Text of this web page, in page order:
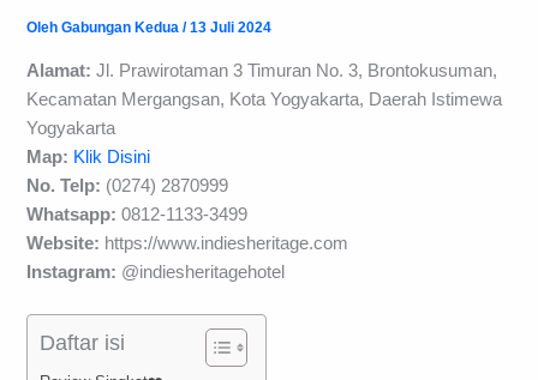
OlehGabungan Kedua/13 Juli 2024
Alamat:Jl. Prawirotaman 3 Timuran No. 3, Brontokusuman,
Kecamatan Mergangsan, Kota Yogyakarta, Daerah Istimewa
Yogyakarta
Map: Klik Disini
No. Telp: (0274) 2870999
Whatsapp:0812-1133-3499
Website: https://www.indiesheritage.com
Instagram: @indiesheritagehotel
Daftar isi